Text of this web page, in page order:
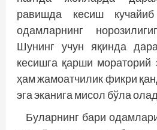
равишда кесиш
одамларнинг
Шунинг учун яқинда
кесишга қарши
ҳам жамоатчилик фикри
эга эканига мисол бўла
Буларнинг бари